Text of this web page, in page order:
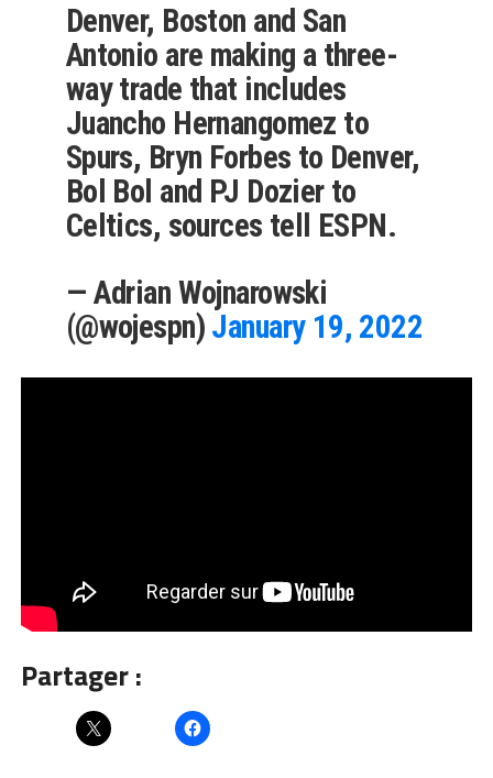
Denver, Boston and San
Antonio are making a three-
way trade that includes
Juancho Hernangomez to
Spurs, Bryn Forbes to Denver,
Bol Bol and PJ Dozier to
Celtics, sources tell ESPN.
— Adrian Wojnarowski
(@wojespn) January 19, 2022
Partager :